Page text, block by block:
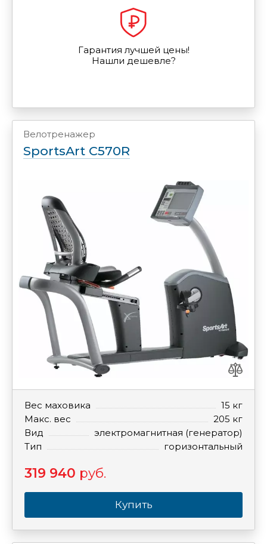
Гарантия лучшей цены!
Нашли дешевле?
Велотренажер
SportsArt C570R
Вес маховика
15 кг
Макс. вес
205 кг
Вид
электромагнитная (генератор)
Тип
горизонтальный
319 940 руб.
Купить